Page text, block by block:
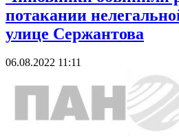
потакании
улице Сержантова
06.08.2022 11:11